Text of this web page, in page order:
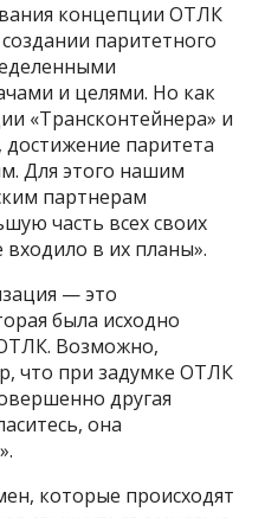
концепции ОТЛК
паритетного
и целями. Но как
«Трансконтейнера» и
паритета
Для этого нашим
партнерам
часть всех своих
в их планы».
— это
была исходно
Возможно,
что при задумке ОТЛК
другая
она
которые происходят